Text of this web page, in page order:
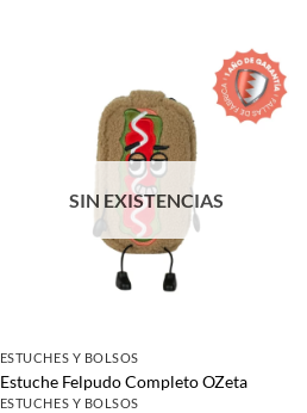
SIN EXISTENCIAS
ESTUCHES Y BOLSOS
Estuche Felpudo Completo OZeta
ESTUCHES Y BOLSOS